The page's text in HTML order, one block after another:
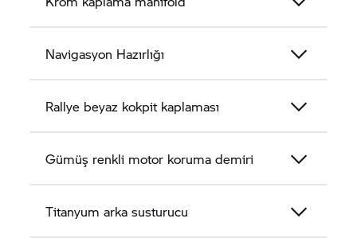
Navigasyon Hazırlığı
Rallye beyaz kokpit kaplaması
Gümüş renkli motor koruma demiri
Titanyum arka susturucu